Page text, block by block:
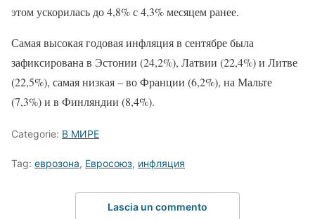
этом ускорилась до 4,8% с 4,3% месяцем ранее.
Самая высокая годовая инфляция в сентябре была
зафиксирована в Эстонии (24,2%), Латвии (22,4%) и Литве
(22,5%), самая низкая – во Франции (6,2%), на Мальте
(7,3%) и в Финляндии (8,4%).
Categorie: В МИРЕ
Tag: еврозона, Евросоюз, инфляция
Lascia un commento